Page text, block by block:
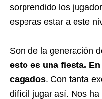
sorprendido los
esperas estar a este
Son de la generación
esto es una fiesta.
cagados. Con tanta
difícil jugar así. Nos